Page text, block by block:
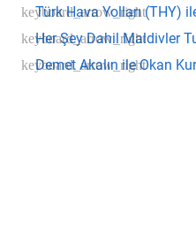
Türk Hava Yolları (THY)
Her Şey Dahil Maldivler
Demet Akalın ile Okan